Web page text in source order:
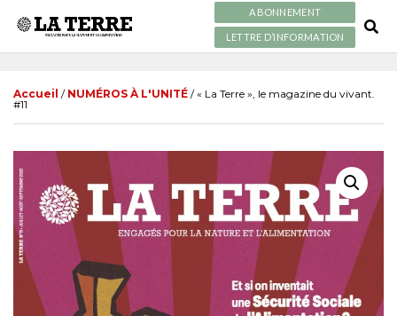
ABONNEMENT
LETTRE D’INFORMATION
Accueil / NUMÉROS À L'UNITÉ / « La Terre », le magazine du vivant.
#11